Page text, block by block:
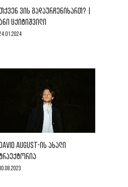
ᲕᲘᲡ ᲒᲐᲓᲐᲣᲠᲩᲔᲜᲘᲮᲐᲠᲗ? |
ᲪᲥᲘᲢᲘᲨᲕᲘᲚᲘ
DAVID AUGUST-ᲘᲡ ᲐᲮᲐᲚᲘ